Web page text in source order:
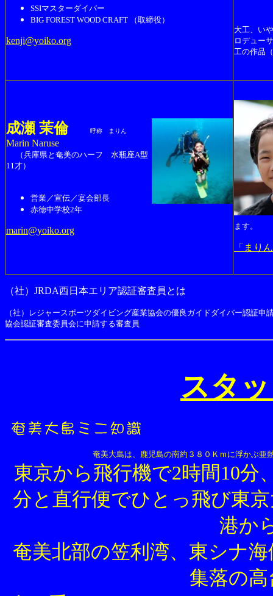
SSIマスターダイバー
BIG FOREST WOOD CRAFT （取締役）
kenji@yoiko.org
大工、い
ロデュー
工の作品
成瀬 茉倫 呼称 まりん
Marin Naruse
（兵庫県と奄美のハーフ 水瓶座A型
11才）
営業／宣伝／宴会部長
赤徳中学校2年
marin@yoiko.org ます。
「まり
（社）JRDA西日本エリア認証審査員とは
（社）レジャースポーツダイビング産業協会の優良ガイドダイバー認証
協会認証審査委員会に申請する審査員
スタ
奄美大島は、鹿児島の南約３８０Ｋｍに浮かぶ亜
東京から飛行機で2時間10分
分と直行便でひとっ飛び東
港か
奄美北部の笠利湾、東シナ
集落の